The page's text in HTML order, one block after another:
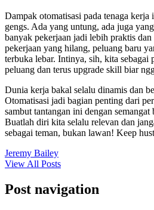
Dampak otomatisasi pada tenaga kerja
gengs. Ada yang untung, ada juga
banyak pekerjaan jadi lebih praktis
pekerjaan yang hilang, peluang baru
terbuka lebar. Intinya, sih, kita sebagai
peluang dan terus upgrade skill biar
Dunia kerja bakal selalu dinamis dan
Otomatisasi jadi bagian penting dari
sambut tantangan ini dengan semangat
Buatlah diri kita selalu relevan dan
sebagai teman, bukan lawan! Keep
Jeremy Bailey
View All Posts
Post navigation